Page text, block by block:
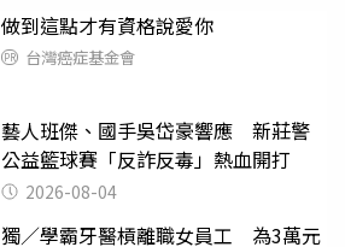
做到這點才有資格說愛你
台灣癌症基金會
藝人班傑、國手吳岱豪響應 新莊警
公益籃球賽「反詐反毒」熱血開打
2026-08-04
獨／學霸牙醫槓離職女員工 為3萬元